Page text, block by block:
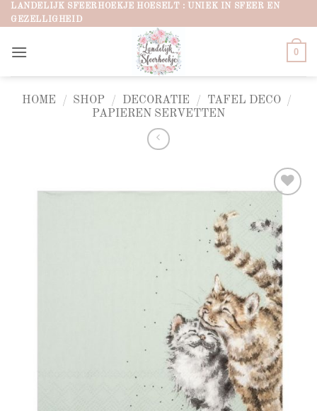
Ga
naar
LANDELIJK SFEERHOEKJE HOESELT : UNIEK IN SFEER EN
GEZELLIGHEID
0
HOME / SHOP / DECORATIE / TAFEL DECO
/
PAPIEREN SERVETTEN
Add to
wishlist